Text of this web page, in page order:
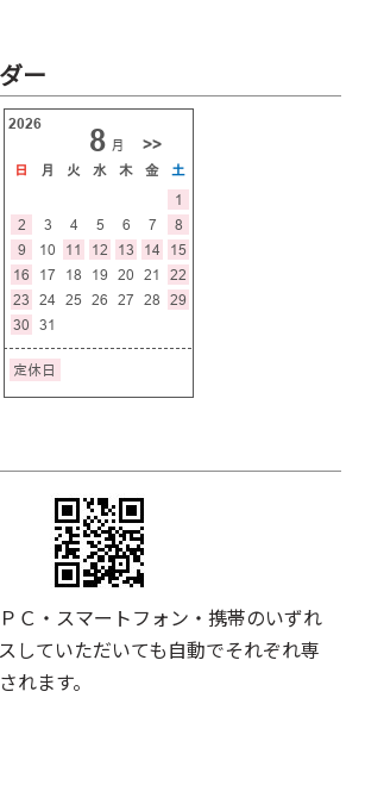
ー
Ｃ・スマートフォン・携帯のいずれ
していただいても自動でそれぞれ専
れます。